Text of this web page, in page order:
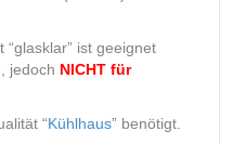
ist geeignet
jedoch NICHT für
“Kühlhaus” benötigt.